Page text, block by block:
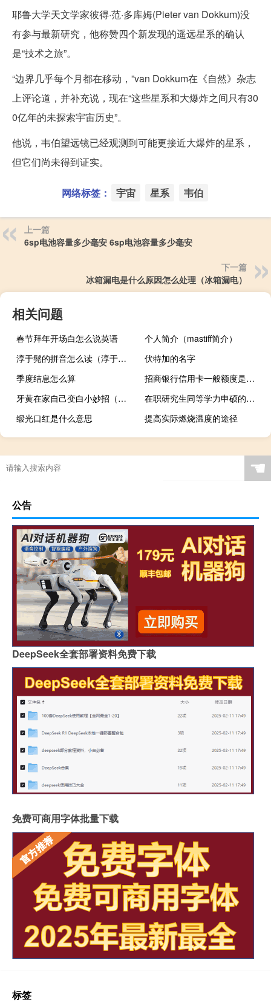
耶鲁大学天文学家彼得·范·多库姆(Pieter van Dokkum)没
有参与最新研究，他称赞四个新发现的遥远星系的确认
是“技术之旅”。
“边界几乎每个月都在移动，”van Dokkum在《自然》杂志
上评论道，并补充说，现在“这些星系和大爆炸之间只有30
0亿年的未探索宇宙历史”。
他说，韦伯望远镜已经观测到可能更接近大爆炸的星系，
但它们尚未得到证实。
网络标签： 宇宙 星系 韦伯
上一篇
6sp电池容量多少毫安 6sp电池容量多少毫安
下一篇
冰箱漏电是什么原因怎么处理（冰箱漏电）
相关问题
春节拜年开场白怎么说英语
个人简介（mastiff简介）
淳于髡的拼音怎么读（淳于髡读音）
伏特加的名字
季度结息怎么算
招商银行信用卡一般额度是多少
牙黄在家自己变白小妙招（牙齿黄了还能刷白吗）
在职研究生同等学力申硕的报名区分
缎光口红是什么意思
提高实际燃烧温度的途径
☚
公告
DeepSeek全套部署资料免费下载
免费可商用字体批量下载
标签